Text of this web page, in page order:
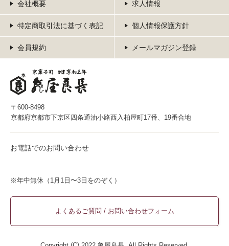
会社概要 求人情報
特定商取引法に基づく表記 個人情報保護方針
会員規約 メールマガジン登録
〒600-8498
京都府京都市下京区四条通油小路西入柏屋町17番、19番合地
お電話でのお問い合わせ
※年中無休（1月1日〜3日をのぞく）
よくあるご質問 / お問い合わせフォーム